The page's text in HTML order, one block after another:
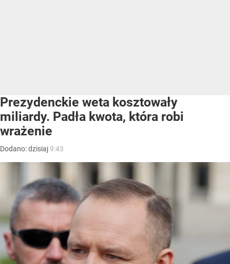
Prezydenckie weta kosztowały
miliardy. Padła kwota, która robi
wrażenie
Dodano:dzisiaj9:43